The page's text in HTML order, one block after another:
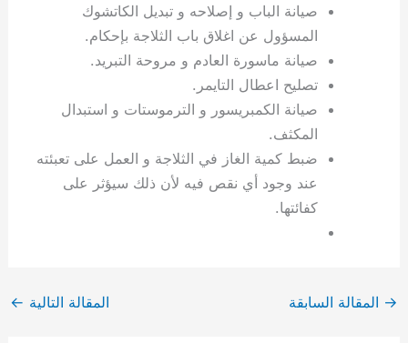
صيانة الباب و إصلاحه و تبديل الكاتشوك
المسؤول عن اغلاق باب الثلاجة بإحكام.
صيانة ماسورة العادم و مروحة التبريد.
تصليح اعطال التايمر.
صيانة الكمبريسور و الترموستات و استبدال
المكثف.
ضبط كمية الغاز في الثلاجة و العمل على تعبئته
عند وجود أي نقص فيه لأن ذلك سيؤثر على
كفائتها.
→ المقالة السابقة المقالة التالية ←